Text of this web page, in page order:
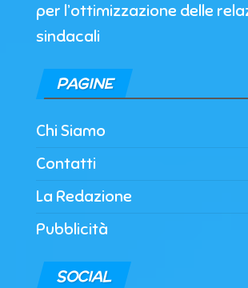
per l’ottimizzazione delle
sindacali
PAGINE
Chi Siamo
Contatti
La Redazione
Pubblicità
SOCIAL